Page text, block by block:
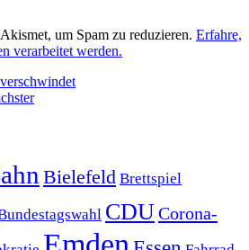
um Spam zu reduzieren. Erfahre,
verarbeitet werden.
Bielefeld Brettspiel
CDUCorona-